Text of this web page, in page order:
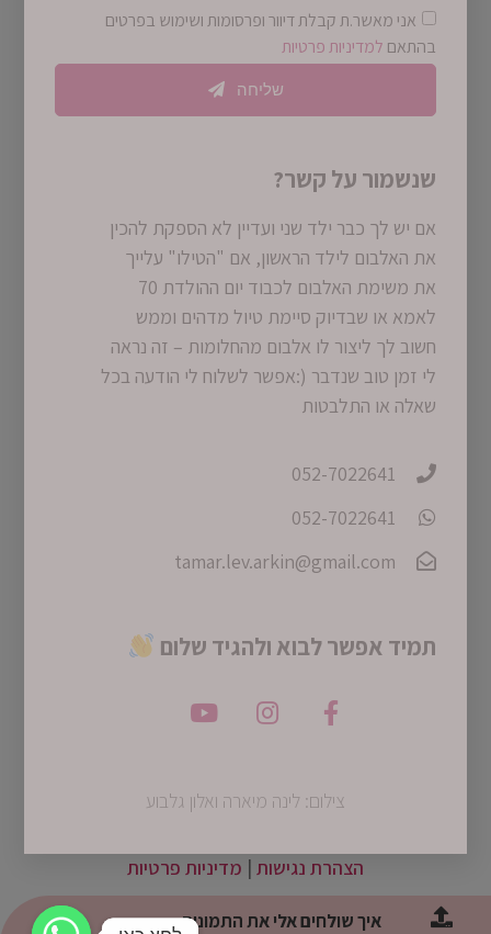
שנשמור על קשר?
אם יש לך כבר ילד שני ועדיין לא הספקת להכין
את האלבום לילד הראשון, אם "הטילו" עלייך
את משימת האלבום לכבוד יום ההולדת 70
לאמא או שבדיוק סיימת טיול מדהים וממש
חשוב לך ליצור לו אלבום מהחלומות – זה נראה
לי זמן טוב שנדבר (:אפשר לשלוח לי הודעה בכל
שאלה או התלבטות
052-7022641
052-7022641
tamar.lev.arkin@gmail.com
תמיד אפשר לבוא ולהגיד שלום
אני מאשר.ת קבלת דיוור ופרסומות ושימוש בפרטים
בהתאם למדיניות פרטיות
שליחה
צילום: לינה מיארה ואלון גלבוע
הצהרת נגישות | מדיניות פרטיות
איך שולחים אלי את התמונות